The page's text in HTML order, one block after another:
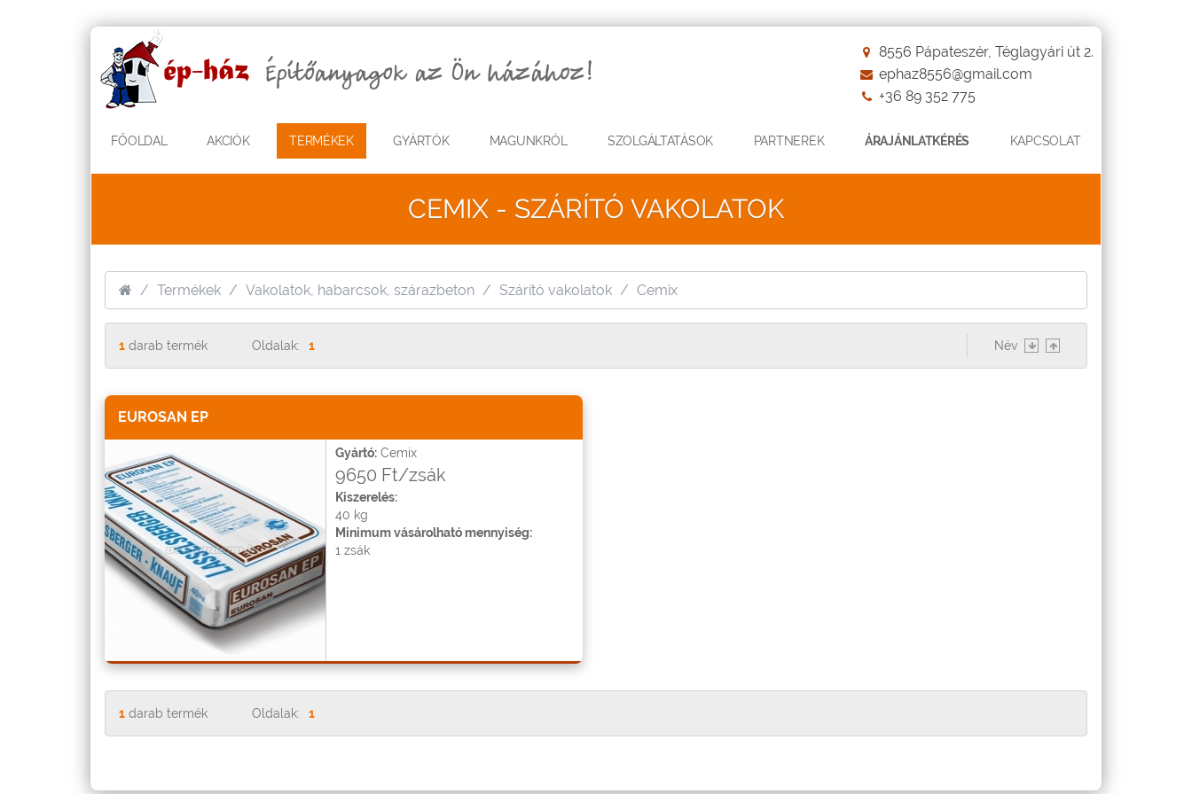
8556 Pápateszér, Téglagyári út 2.
ephaz8556@gmail.com
+36 89 352 775
FŐOLDAL AKCIÓK TERMÉKEK GYÁRTÓK MAGUNKRÓL SZOLGÁLTATÁSOK PARTNEREK ÁRAJÁNLATKÉRÉS KAPCSOLAT
CEMIX - SZÁRÍTÓ VAKOLATOK
Termékek Vakolatok, habarcsok, szárazbeton Szárító vakolatok Cemix
1 darab termék Oldalak: 1 Név
EUROSAN EP
Gyártó: Cemix
9650 Ft/zsák
Kiszerelés:
40 kg
Minimum vásárolható mennyiség:
1 zsák
1 darab termék Oldalak: 1